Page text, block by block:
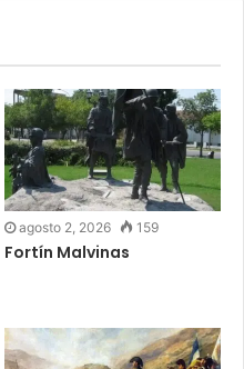
agosto 2, 2026 159
Fortín Malvinas